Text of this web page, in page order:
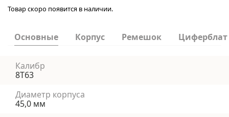
Товар скоро появится в наличии.
Основные Корпус Ремешок Циферблат
Калибр
8T63
Диаметр корпуса
45,0 мм